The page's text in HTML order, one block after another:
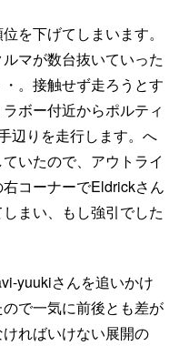
を下げてしまいます。
マが数台抜いていった
。接触せず走ろうとす
ボー付近からポルティ
辺りを走行します。へ
いたので、アウトライ
コーナーでEldrickさん
まい、もし強引でした
yuukiさんを追いかけ
で一気に前後とも差が
ればいけない展開の